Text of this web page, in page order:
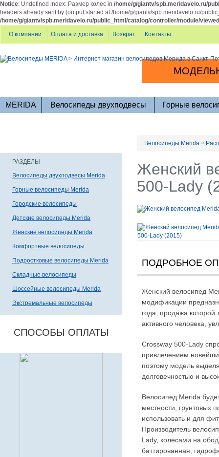
Notice: Undefined index: Размер колес in /home/g/giantv/spb.meridavelo.ru/
headers already sent by (output started at /home/g/giantv/spb.meridavelo.ru/
/home/g/giantv/spb.meridavelo.ru/public_html/catalog/controller/module/
О компании
Оплата и доставка Возврат Контакты
MERIDA Велосипеды двухподвесы Горные
РАЗДЕЛЫ
Велосипеды двухподвесы Merida
Горные велосипеды Merida
Городские велосипеды
Детские велосипеды Merida
Женские велосипеды Merida
Комфортные велосипеды
Подростковые велосипеды Merida
Складные велосипеды
Шоссейные велосипеды Merida
Экстремальные велосипеды
СПОСОБЫ ОПЛАТЫ
Велосипеды Merida »
Женский
500-Lady
ПОДРОБНОЕ
Женский велосипед
модификации
года, продажа которой
активного человека,
Crossway 500-Lady
привлечением
поэтому модель
долговечностью и
Велосипед Merida
местности, грунтовых
использовать и для
Производитель
Lady, колесами на
баттированная,